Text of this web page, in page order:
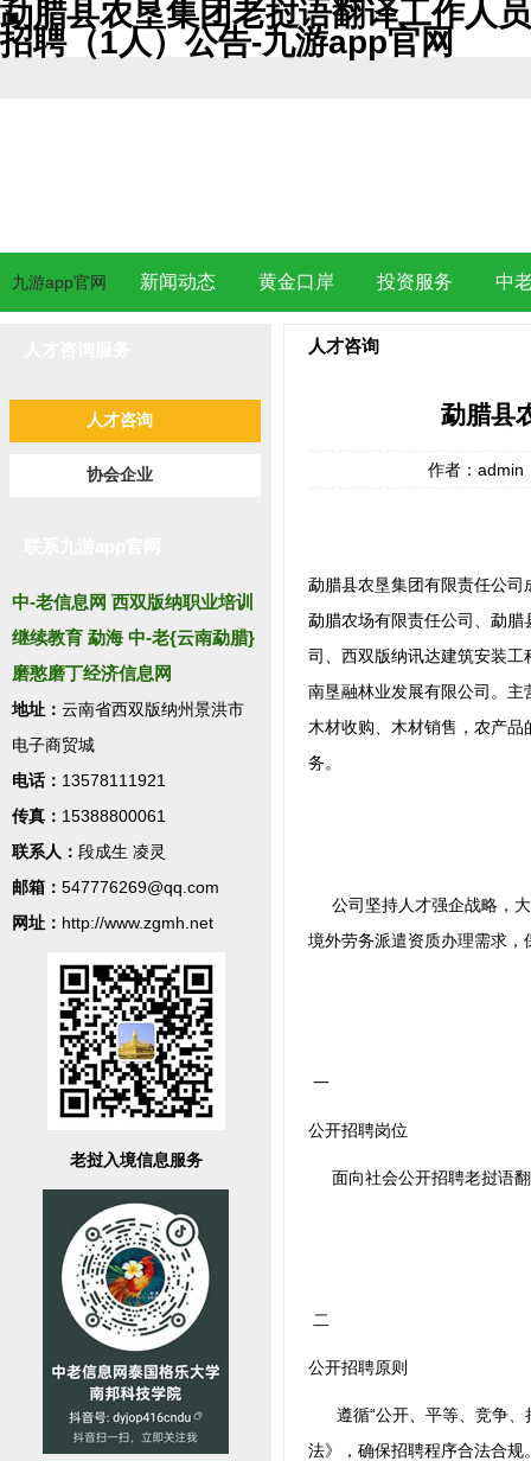
勐腊县农垦集团老挝语翻译工作人员
招聘（1人）公告-九游app官网
九游app官网 新闻动态 黄金口岸 投资服务 中
人才咨询
协会企业
中-老信息网 西双版纳职业培训
继续教育 勐海 中-老{云南勐腊}
磨憨磨丁经济信息网
地址： 云南省西双版纳州景洪市
电子商贸城
电话： 13578111921
传真： 15388800061
联系人： 段成生 凌灵
邮箱： 547776269@qq.com
网址： http://www.zgmh.net
老挝入境信息服务
人才咨询
勐腊县
作者：
勐腊县农垦集团有限责任公
勐腊农场有限责任公司、勐
司、西双版纳讯达建筑安装
南垦融林业发展有限公司。
木材收购、木材销售，农产
务。
公司坚持人才强企战略，大
境外劳务派遣资质办理需求
一
公开招聘岗位
面向社会公开招聘老挝语
二
公开招聘原则
遵循“公开、平等、竞争、
法》，确保招聘程序合法合规